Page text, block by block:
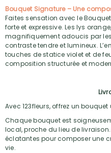
Bouquet Signature – Une
Faites sensation avec le
forte et expressive. Les lys
magnifiquement adoucis par
contraste tendre et lumineux.
touches de statice violet et de
composition structurée et
Avec 123fleurs, offrez un
Chaque bouquet est
local, proche du lieu de
éclatantes pour composer une
vie.